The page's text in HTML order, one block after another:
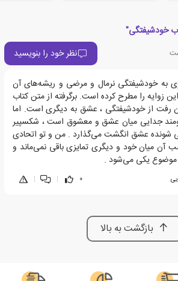
خودشیفتگی"
نظر خود را بنویسید
به خودشیفتگی نرمال و مرضی و ریشه‌های آن
زوایه را مطرح کرده است. برگرفته از متن کتاب
: راه برون رفت از خودشیفتگی ، عشق به دیگری است. اما
جدایی میان عشق و معشوق است ، شکسپیر
شونده عشق انگشت می‌گذارد . من و تو اتحادی
میان خود و دیگری تمایزی باقی نمی‌ماند و
یکی می‌شود .
0
|
|
بازگشت به بالا